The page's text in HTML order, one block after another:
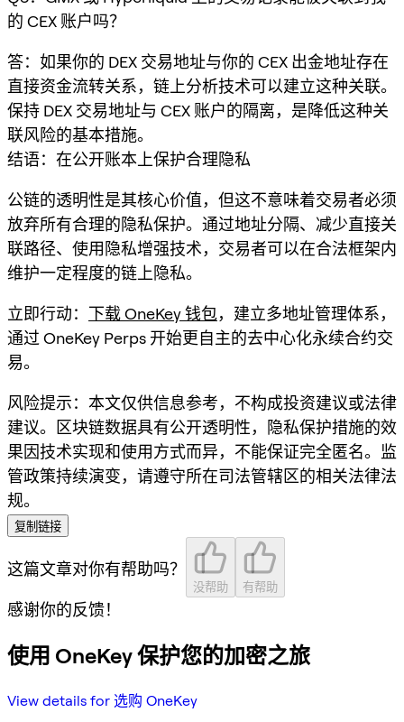
的 CEX 账户吗？
答：如果你的 DEX 交易地址与你的 CEX 出金地址存在
直接资金流转关系，链上分析技术可以建立这种关联。
保持 DEX 交易地址与 CEX 账户的隔离，是降低这种关
联风险的基本措施。
结语：在公开账本上保护合理隐私
公链的透明性是其核心价值，但这不意味着交易者必须
放弃所有合理的隐私保护。通过地址分隔、减少直接关
联路径、使用隐私增强技术，交易者可以在合法框架内
维护一定程度的链上隐私。
立即行动： 下载 OneKey 钱包，建立多地址管理体系，
通过 OneKey Perps 开始更自主的去中心化永续合约交
易。
风险提示：本文仅供信息参考，不构成投资建议或法律
建议。区块链数据具有公开透明性，隐私保护措施的效
果因技术实现和使用方式而异，不能保证完全匿名。监
管政策持续演变，请遵守所在司法管辖区的相关法律法
规。
复制链接
这篇文章对你有帮助吗？
没帮助 有帮助
感谢你的反馈！
使用 OneKey 保护您的加密之旅
View details for 选购 OneKey